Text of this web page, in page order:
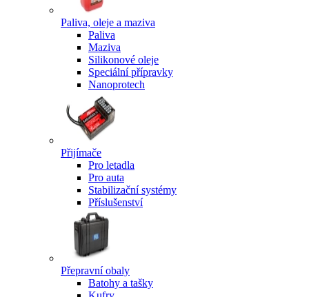
Paliva, oleje a maziva
Paliva
Maziva
Silikonové oleje
Speciální přípravky
Nanoprotech
Přijímače
Pro letadla
Pro auta
Stabilizační systémy
Příslušenství
Přepravní obaly
Batohy a tašky